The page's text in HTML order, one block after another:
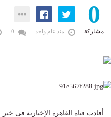
0
مشاركة منذ عام واحد
أفادت قناة القاهرة الإخبارية فى خبر